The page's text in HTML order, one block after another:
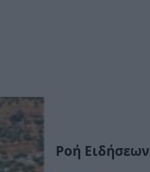
Ροή Ειδήσεων